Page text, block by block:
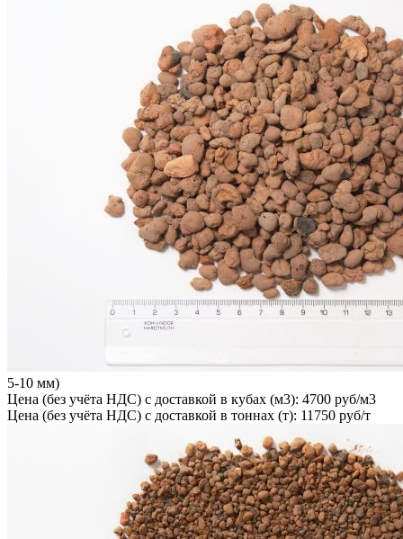
5-10 мм)
Цена (без учёта НДС) с доставкой в кубах (м3): 4700 руб/м3
Цена (без учёта НДС) с доставкой в тоннах (т): 11750 руб/т